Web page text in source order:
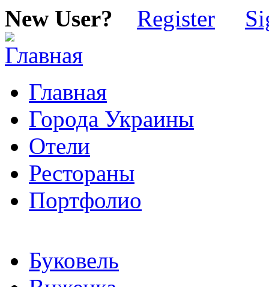
New User? Register
Главная
Города Украины
Отели
Рестораны
Портфолио
Буковель